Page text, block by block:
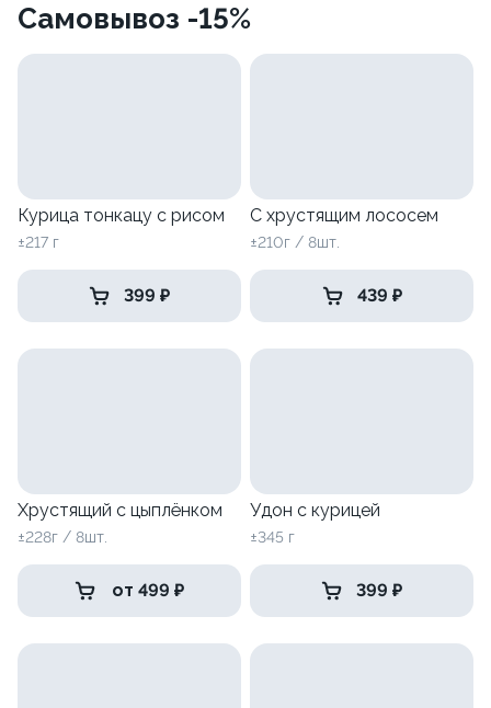
Самовывоз -15%
Курица тонкацу с рисом
±217 г
399 ₽
С хрустящим лососем
±210г / 8шт.
439 ₽
Хрустящий с цыплёнком
±228г / 8шт.
от 499 ₽
Удон с курицей
±345 г
399 ₽